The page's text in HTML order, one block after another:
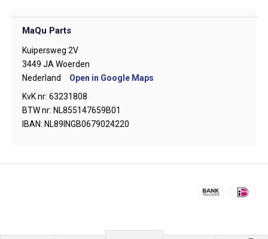
MaQu Parts
Kuipersweg 2V
3449 JA Woerden
Nederland
Open in Google Maps
KvK nr: 63231808
BTW nr: NL855147659B01
IBAN: NL89INGB0679024220